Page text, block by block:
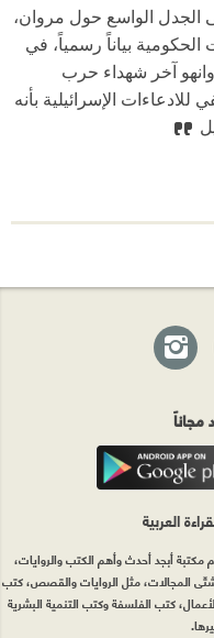
الجدل الواسع حول مروان،
بياناً رسمياً، في
آخر شهداء حرب
عام 1973»، في نفي للادعاءات الإسرائيلية بأنه
العربية
مكتبة أبجد أحدث وأهم الكتب والروايات،
شتّى المجالات، مثل الروايات والقصص، كتب
كتب الفلسفة وكتب التنمية البشرية